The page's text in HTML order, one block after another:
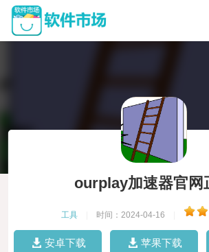
ourplay加速器官网
工具 时间：2024-04-16
安卓下载 苹果下载